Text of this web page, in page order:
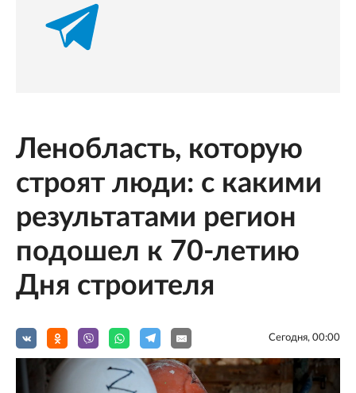
Ленобласть, которую
строят люди: с какими
результатами регион
подошел к 70-летию
Дня строителя
Сегодня, 00:00